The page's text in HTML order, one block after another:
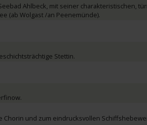
Ahlbeck, mit seiner charakteristischen,
(ab Wolgast /an Peenemünde).
Stettin.
Chorin und zum eindrucksvollen